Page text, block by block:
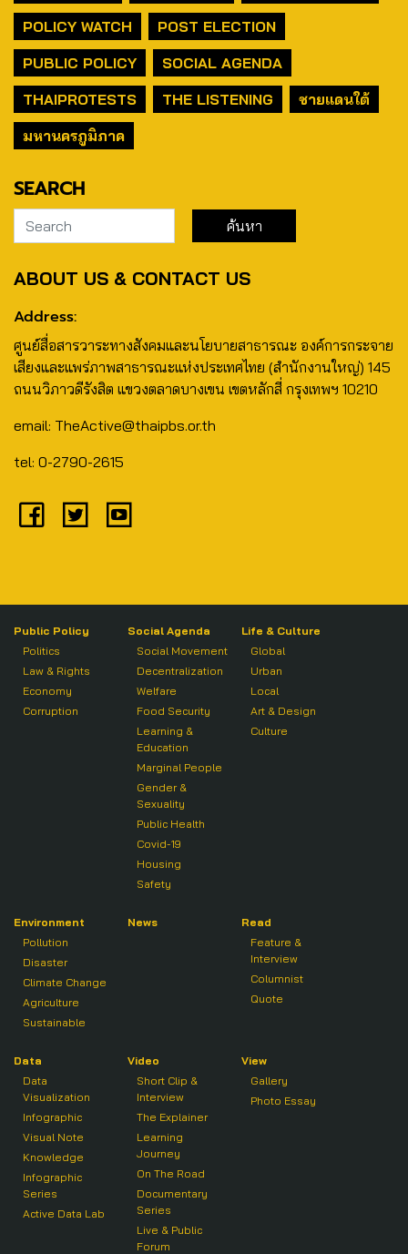
POLICY WATCH
POST ELECTION
PUBLIC POLICY
SOCIAL AGENDA
THAIPROTESTS
THE LISTENING
ชายแดนใต้
มหานครภูมิภาค
SEARCH
ABOUT US & CONTACT US
Address:
ศูนย์สื่อสารวาระทางสังคมและนโยบายสาธารณะ องค์การกระจาย
เสียงและแพร่ภาพสาธารณะแห่งประเทศไทย (สำนักงานใหญ่) 145
ถนนวิภาวดีรังสิต แขวงตลาดบางเขน เขตหลักสี่ กรุงเทพฯ 10210
email: TheActive@thaipbs.or.th
tel: 0-2790-2615
Public Policy
Politics
Law & Rights
Economy
Corruption
Social Agenda
Social Movement
Decentralization
Welfare
Food Security
Learning &
Education
Marginal People
Gender &
Sexuality
Public Health
Covid-19
Housing
Safety
Life & Culture
Global
Urban
Local
Art & Design
Culture
Environment
Pollution
Disaster
Climate Change
Agriculture
Sustainable
News
Read
Feature &
Interview
Columnist
Quote
Data
Data
Visualization
Infographic
Visual Note
Knowledge
Infographic
Series
Active Data Lab
Video
Short Clip &
Interview
The Explainer
Learning
Journey
On The Road
Documentary
Series
Live & Public
Forum
View
Gallery
Photo Essay